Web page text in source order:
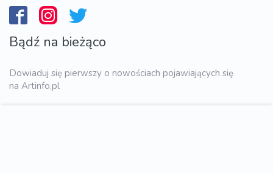
Bądź na bieżąco
Dowiaduj się pierwszy o nowościach pojawiających się
na Artinfo.pl